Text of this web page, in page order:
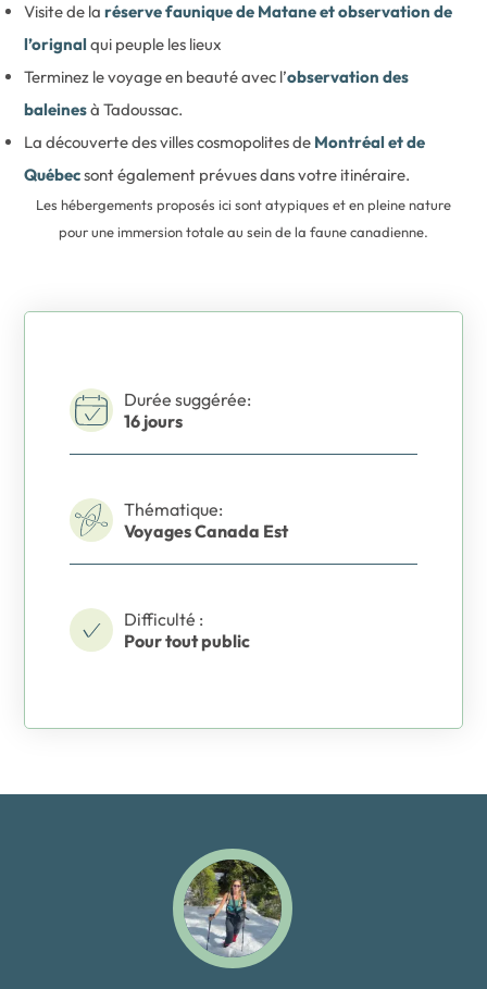
Visite de laréserve faunique de Matane et observation de
l’orignal qui peuple les lieux
Terminez le voyage en beauté avec l’observation des
baleinesà Tadoussac.
La découverte des villes cosmopolites de Montréal et de
Québecsont également prévues dans votre itinéraire.
Les hébergements proposés ici sont atypiques et en pleine nature
pour une immersion totale au sein de la faune canadienne.
Durée suggérée:
16 jours
Thématique:
Voyages Canada Est
Difficulté :
Pour tout public